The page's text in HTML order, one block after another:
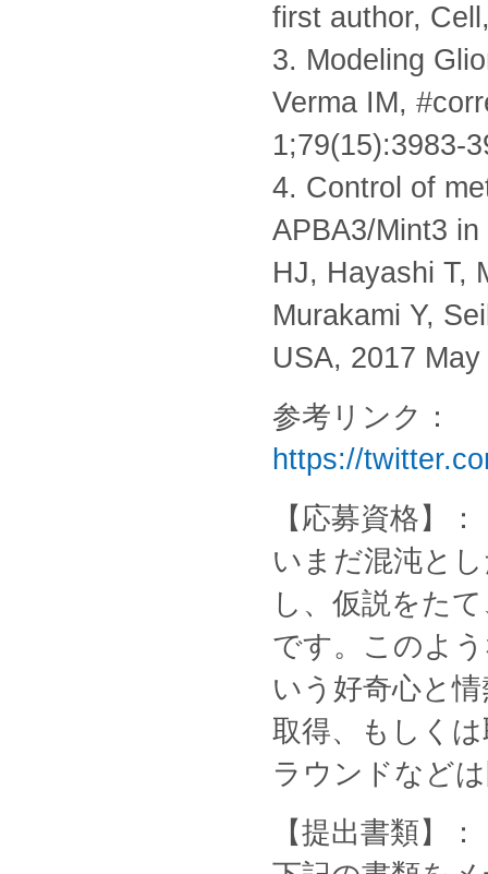
first author,
3. Modeling
Verma IM,
1;79(15):3983-
4. Control of
APBA3/Mint3
HJ, Hayashi T,
Murakami Y,
USA, 2017
参考リンク：
https://
【応募資格】：
いまだ混沌と
し、仮説をた
です。このよ
いう好奇心と
取得、もしく
ラウンドなど
【提出書類】：